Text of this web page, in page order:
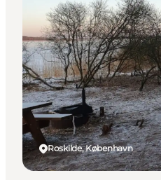
Roskilde, København